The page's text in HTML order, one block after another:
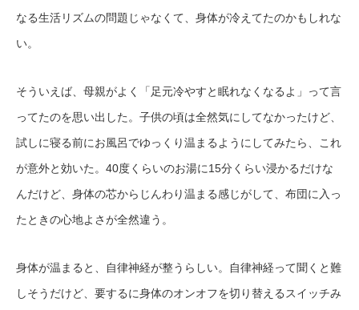
なる生活リズムの問題じゃなくて、身体が冷えてたのかもしれな
い。
そういえば、母親がよく「足元冷やすと眠れなくなるよ」って言
ってたのを思い出した。子供の頃は全然気にしてなかったけど、
試しに寝る前にお風呂でゆっくり温まるようにしてみたら、これ
が意外と効いた。40度くらいのお湯に15分くらい浸かるだけな
んだけど、身体の芯からじんわり温まる感じがして、布団に入っ
たときの心地よさが全然違う。
身体が温まると、自律神経が整うらしい。自律神経って聞くと難
しそうだけど、要するに身体のオンオフを切り替えるスイッチみ